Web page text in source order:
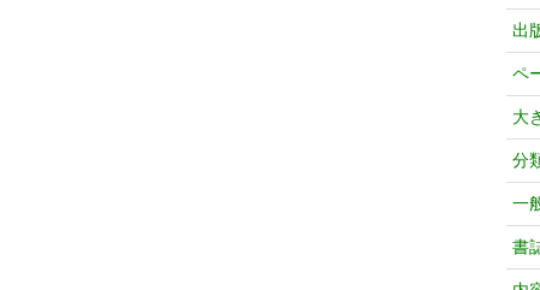
出
ペ
大
分
一
書